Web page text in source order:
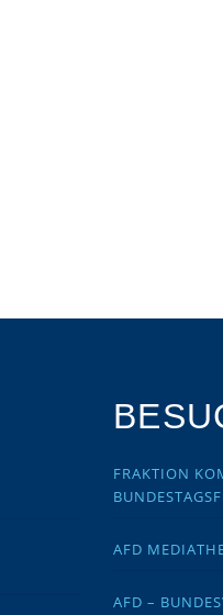
FRAKTION
AFD
AFD –